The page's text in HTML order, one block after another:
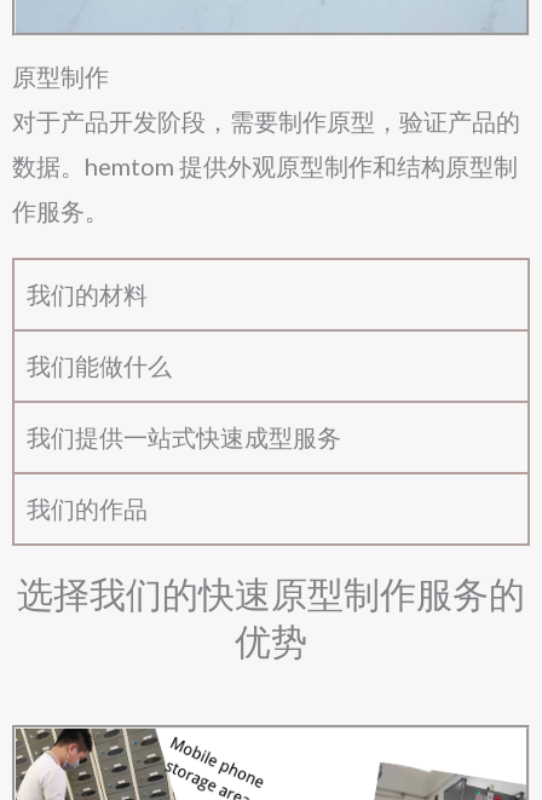
原型制作
对于产品开发阶段，需要制作原型，验证产品的
数据。hemtom 提供外观原型制作和结构原型制
作服务。
我们的材料
我们能做什么
我们提供一站式快速成型服务
我们的作品
选择我们的快速原型制作服务的
优势